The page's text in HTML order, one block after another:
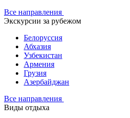
Все направления
Экскурсии за рубежом
Белоруссия
Абхазия
Узбекистан
Армения
Грузия
Азербайджан
Все направления
Виды отдыха